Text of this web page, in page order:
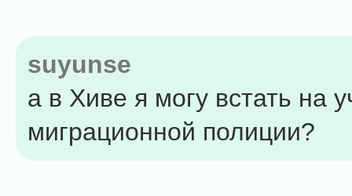
suyunse
а в Хиве я могу встать на
миграционной полиции?